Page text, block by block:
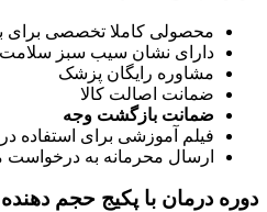
محصولی کاملا تخصصی برای
دارای نشان سیب سبز سلامت
مشاوره رایگان پزشک
ضمانت اصالت کالا
ضمانت بازگشت وجه
فیلم آموزشی برای استفاده
ارسال محرمانه به
دوره درمان با پکیج حجم دهنده